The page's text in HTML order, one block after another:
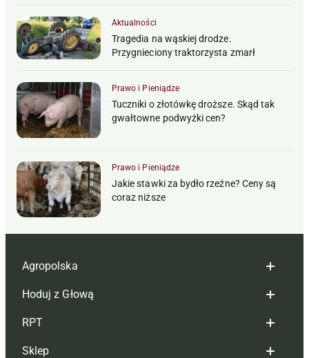
Aktualności
Tragedia na wąskiej drodze.
Przygnieciony traktorzysta zmarł
Prawo i Pieniądze
Tuczniki o złotówkę droższe. Skąd tak
gwałtowne podwyżki cen?
Prawo i Pieniądze
Jakie stawki za bydło rzeźne? Ceny są
coraz niższe
Agropolska
Redakcja
Reklama
Tagi
Hoduj z Głową
Hoduj z głową bydło
Hoduj z głową świnie
RPT
Sklep